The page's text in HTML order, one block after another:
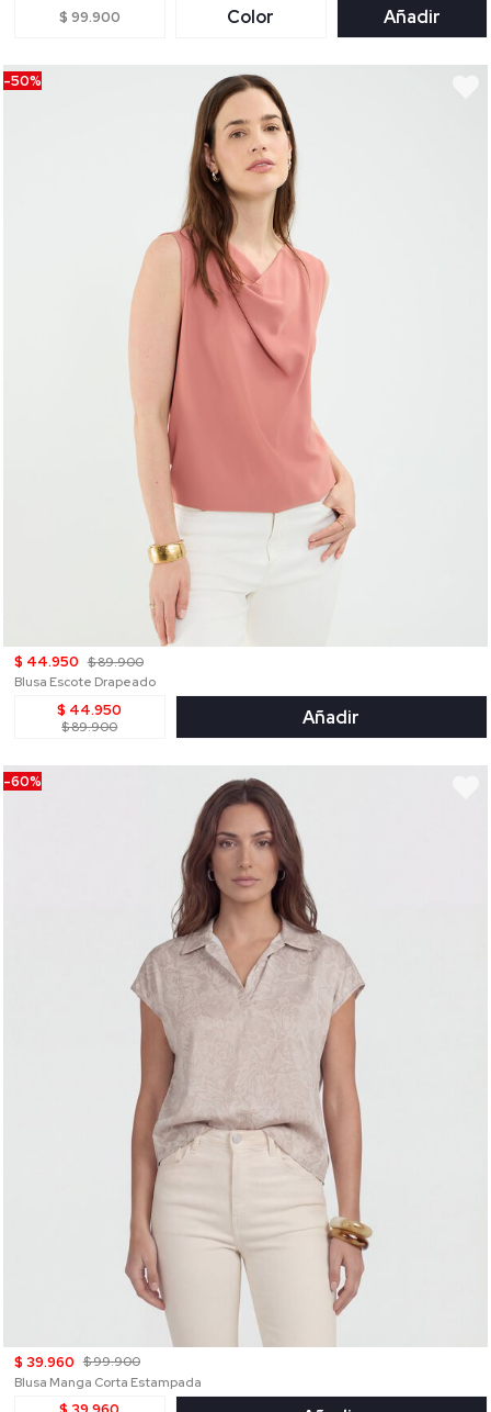
$ 99.900 Color Añadir
-50%
$ 44.950 $ 89.900
Blusa Escote Drapeado
$ 44.950
$ 89.900 Añadir
-60%
$ 39.960 $ 99.900
Blusa Manga Corta Estampada